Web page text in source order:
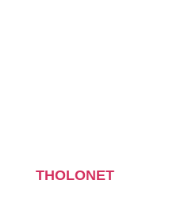
THOLONET